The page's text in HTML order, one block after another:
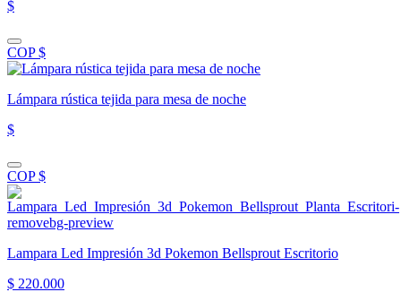
$
COP $
Lámpara rústica tejida para mesa de noche
$
COP $
Lampara Led Impresión 3d Pokemon Bellsprout Escritorio
$ 220.000